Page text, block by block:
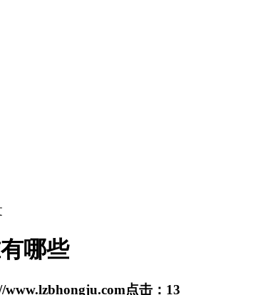
哪些
www.lzbhongju.com点击： 13